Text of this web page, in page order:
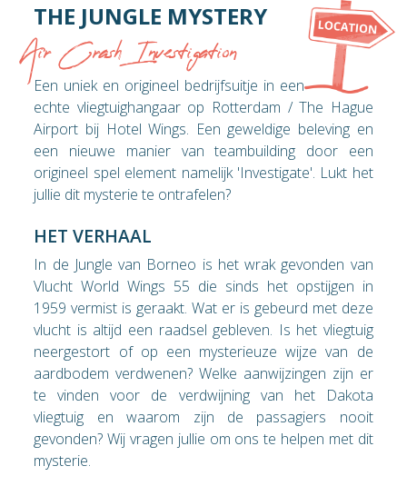
THE JUNGLE MYSTERY
Air Crash Investigation
Een uniek en origineel bedrijfsuitje in een
echte vliegtuighangaar op Rotterdam / The Hague
Airport bij Hotel Wings. Een geweldige beleving en
een nieuwe manier van teambuilding door een
origineel spel element namelijk 'Investigate'. Lukt het
jullie dit mysterie te ontrafelen?
HET VERHAAL
In de Jungle van Borneo is het wrak gevonden van
Vlucht World Wings 55 die sinds het opstijgen in
1959 vermist is geraakt. Wat er is gebeurd met deze
vlucht is altijd een raadsel gebleven. Is het vliegtuig
neergestort of op een mysterieuze wijze van de
aardbodem verdwenen? Welke aanwijzingen zijn er
te vinden voor de verdwijning van het Dakota
vliegtuig en waarom zijn de passagiers nooit
gevonden? Wij vragen jullie om ons te helpen met dit
mysterie.